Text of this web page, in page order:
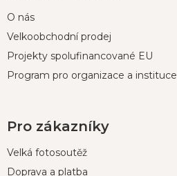
O nás
Velkoobchodní prodej
Projekty spolufinancované EU
Program pro organizace a instituce
Pro zákazníky
Velká fotosoutěž
Doprava a platba